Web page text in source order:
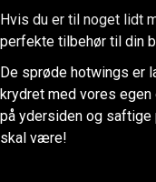
Hvis du er til noget lidt
perfekte tilbehør til din
De sprøde hotwings er
krydret med vores
på ydersiden og
skal være!